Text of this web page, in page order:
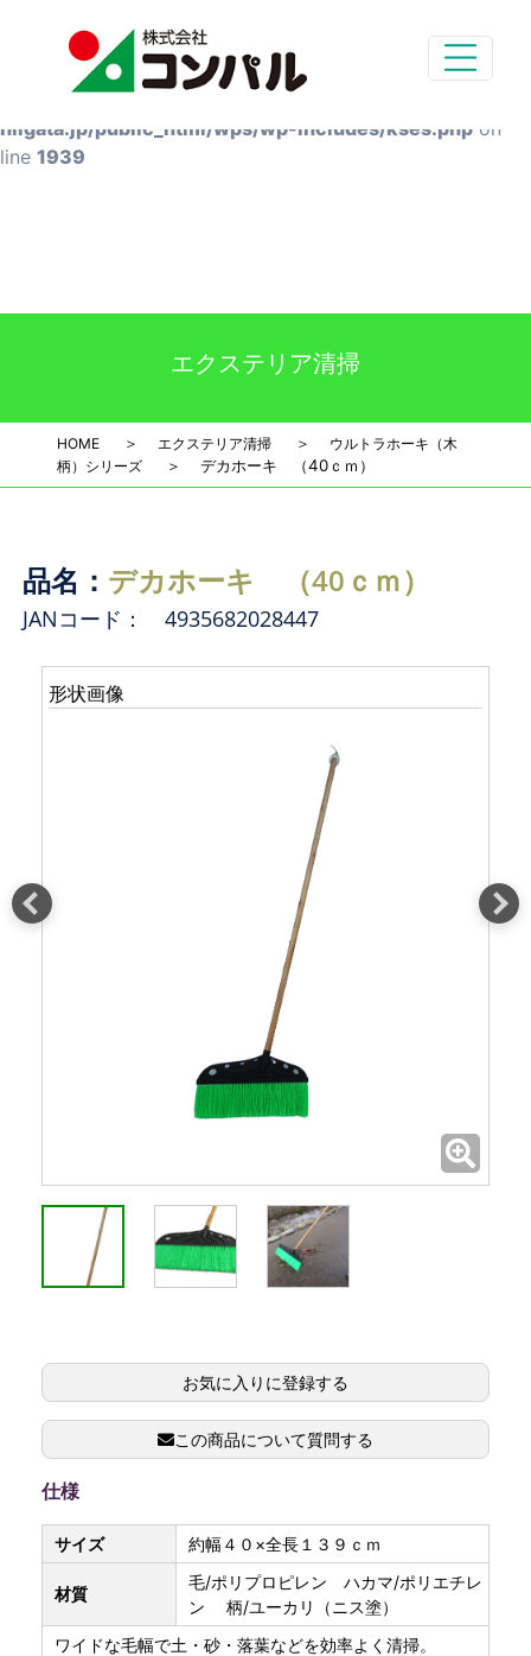
Deprecated : preg_replace(): Passing null to parameter #3
($subject) of type array|string is deprecated in
/home/styg-main/compal-
niigata.jp/public_html/wps/wp-includes/kses.php on
line 1939
エクステリア清掃
HOME ＞ エクステリア清掃 ＞
ウルトラホーキ（木
柄）シリーズ
＞ デカホーキ （40ｃｍ）
品名： デカホーキ （40ｃｍ）
JANコード： 4935682028447
お気に入りに登録する
この商品について質問する
仕様
サイズ 約幅４０×全長１３９ｃｍ
材質
毛/ポリプロピレン ハカマ/ポリエチレ
ン 柄/ユーカリ（ニス塗）
ワイドな毛幅で土・砂・落葉などを効率よく清掃。